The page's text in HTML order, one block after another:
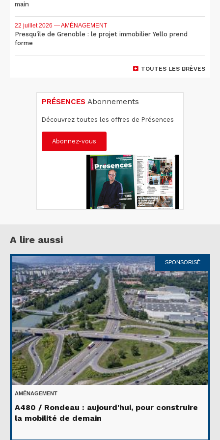
main
22 juillet 2026 — AMÉNAGEMENT
Presqu'île de Grenoble : le projet immobilier Yello prend
forme
TOUTES LES BRÈVES
PRÉSENCES Abonnements
Découvrez toutes les offres de Présences
Abonnez-vous
A lire aussi
SPONSORISÉ
AMÉNAGEMENT
A480 / Rondeau : aujourd'hui, pour construire
la mobilité de demain